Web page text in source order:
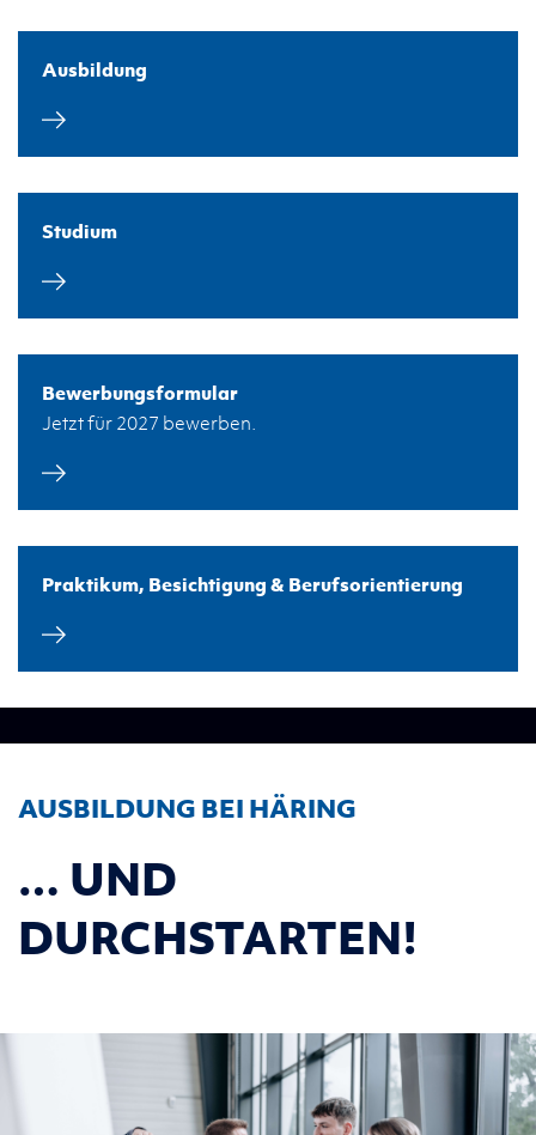
Ausbildung
Studium
Bewerbungsformular
Jetzt für 2027 bewerben.
Praktikum, Besichtigung & Berufsorientierung
AUSBILDUNG BEI HÄRING
… UND
DURCHSTARTEN!